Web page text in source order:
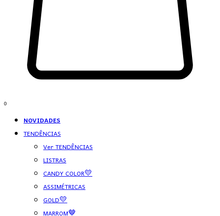
0
NOVIDADES
TENDÊNCIAS
Ver TENDÊNCIAS
LISTRAS
CANDY COLOR💛
ASSIMÉTRICAS
GOLD💛